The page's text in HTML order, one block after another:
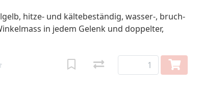
hitze- und kältebeständig, wasser-, bruch-
in jedem Gelenk und doppelter,